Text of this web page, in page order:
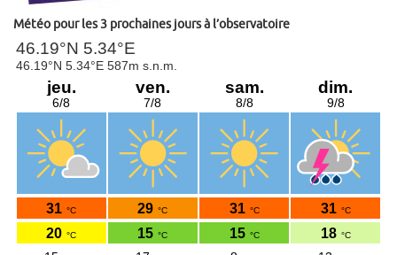
Météo pour les 3 prochaines jours à l’observatoire